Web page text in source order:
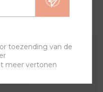
van de banden kan je
De sierring is 50mm
toezending van de
meer vertonen